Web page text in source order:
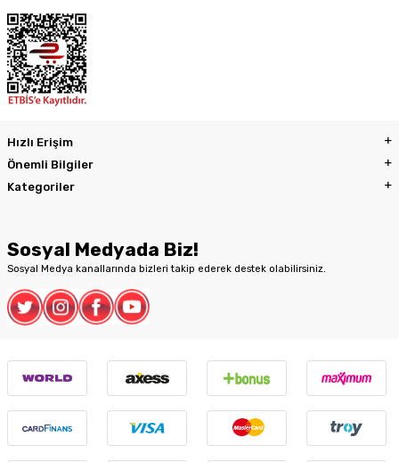
Hızlı Erişim
Önemli Bilgiler
Kategoriler
Sosyal Medyada Biz!
Sosyal Medya kanallarında bizleri takip ederek destek olabilirsiniz.